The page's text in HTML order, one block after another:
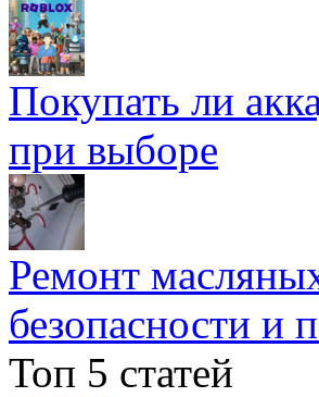
Покупать ли
при выборе
Ремонт
безопасности и
Топ 5 статей